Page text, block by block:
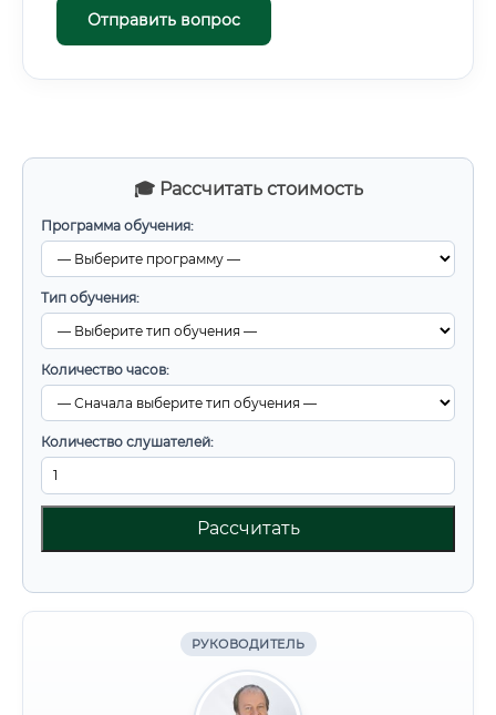
🎓 Рассчитать стоимость
Программа обучения:
Тип обучения:
Количество часов:
Количество слушателей:
Рассчитать
РУКОВОДИТЕЛЬ
Отправить вопрос